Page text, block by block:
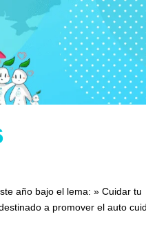
año bajo el lema: » Cuidar tu
a promover el auto